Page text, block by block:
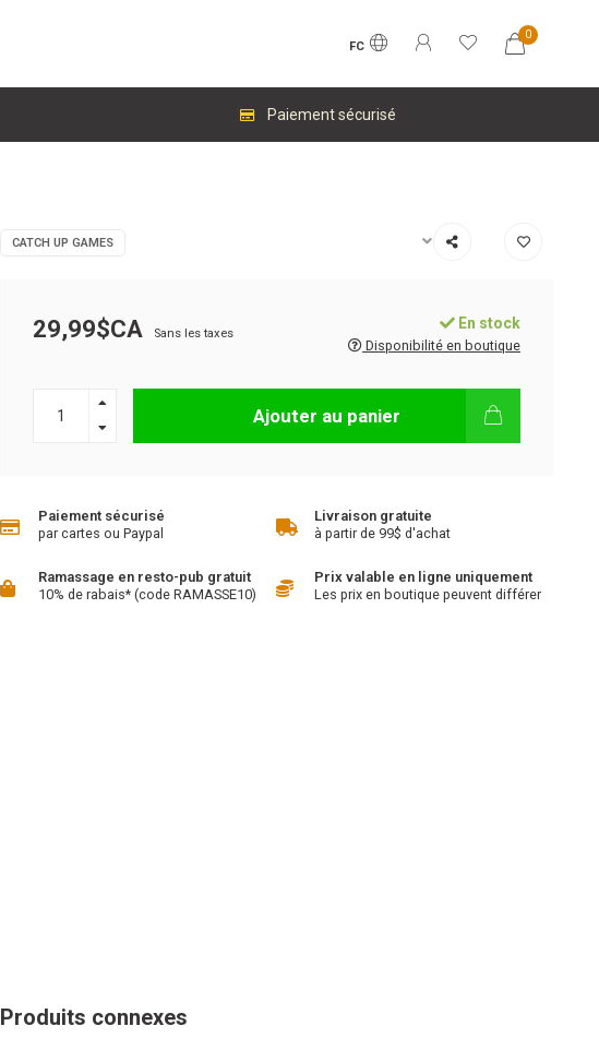
FC
0
Paiement sécurisé
CATCH UP GAMES
29,99$CA Sans les taxes
En stock
Disponibilité en boutique
Ajouter au panier
Paiement sécurisé
par cartes ou Paypal
Livraison gratuite
à partir de 99$ d'achat
Ramassage en resto-pub gratuit
10% de rabais* (code RAMASSE10)
Prix valable en ligne uniquement
Les prix en boutique peuvent différer
Produits connexes